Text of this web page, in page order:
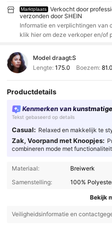
Marktplaats
Verkocht door
verzonden door SHEIN
Informatie en verplichtingen van
klik hier om deze verkoper en/of
Model draagt:S
Lengte: 175.0 Boezem:81.0
Productdetails
Kenmerken van
Tekst gebaseerd op details
Casual: Relaxed en makkelijk te
Zak, Voorpand met Knoopjes:
combineren mode met
Materiaal:
Breiwerk
Samenstelling:
100%
Bekijk
Veiligheidsinformatie en